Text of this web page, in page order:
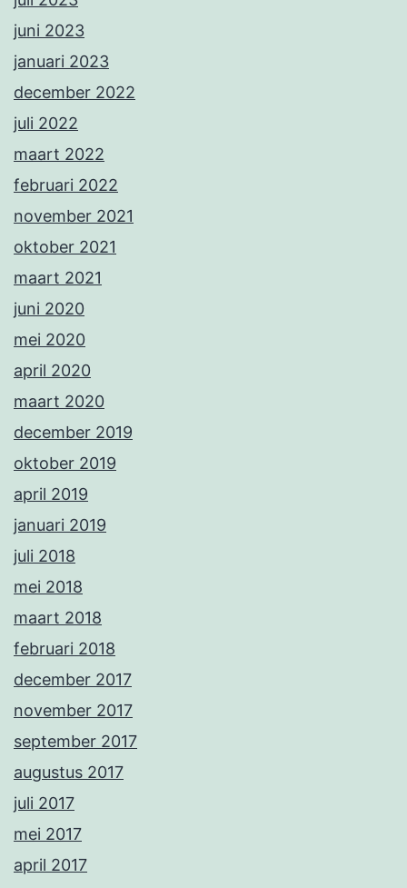
juni 2023
januari 2023
december 2022
juli 2022
maart 2022
februari 2022
november 2021
oktober 2021
maart 2021
juni 2020
mei 2020
april 2020
maart 2020
december 2019
oktober 2019
april 2019
januari 2019
juli 2018
mei 2018
maart 2018
februari 2018
december 2017
november 2017
september 2017
augustus 2017
juli 2017
mei 2017
april 2017